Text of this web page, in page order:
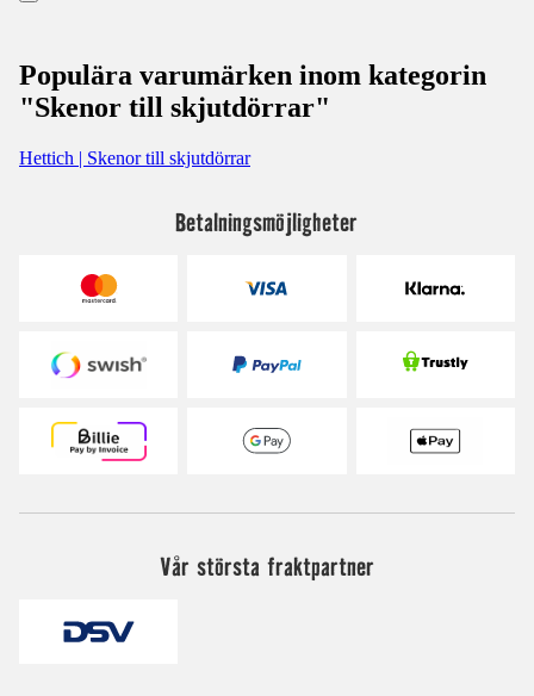
Populära varumärken inom kategorin
"Skenor till skjutdörrar"
Hettich | Skenor till skjutdörrar
Betalningsmöjligheter
Vår största fraktpartner